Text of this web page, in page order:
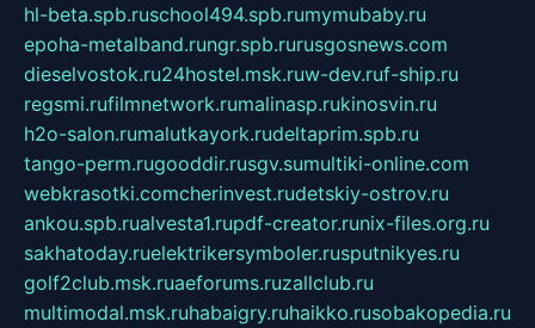
hl-beta.spb.ruschool494.spb.rumymubaby.ru
epoha-metalband.rungr.spb.rurusgosnews.com
dieselvostok.ru24hostel.msk.ruw-dev.ruf-ship.ru
regsmi.rufilmnetwork.rumalinasp.rukinosvin.ru
h2o-salon.rumalutkayork.rudeltaprim.spb.ru
tango-perm.rugooddir.rusgv.sumultiki-online.com
webkrasotki.comcherinvest.rudetskiy-ostrov.ru
ankou.spb.rualvesta1.rupdf-creator.runix-files.org.ru
sakhatoday.ruelektrikersymboler.rusputnikyes.ru
golf2club.msk.ruaeforums.ruzallclub.ru
multimodal.msk.ruhabaigry.ruhaikko.rusobakopedia.ru